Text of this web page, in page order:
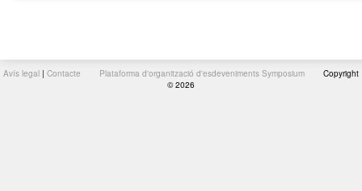
Avís legal | Contacte Plataforma d'organització d'esdeveniments Symposium
Copyright
© 2026